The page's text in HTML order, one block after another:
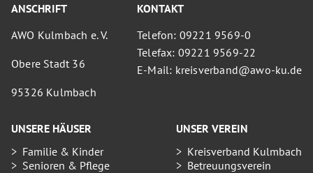
ANSCHRIFT
AWO Kulmbach e. V.
Obere Stadt 36
95326 Kulmbach
KONTAKT
Telefon: 09221 9569-0
Telefax: 09221 9569-22
E-Mail: kreisverband@awo-ku.de
UNSERE HÄUSER
Familie & Kinder
Senioren & Pflege
UNSER VEREIN
Kreisverband Kulmbach
Betreuungsverein